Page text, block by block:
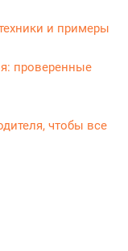
и примеры
проверенные
чтобы все